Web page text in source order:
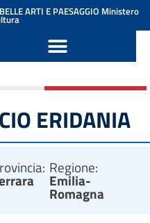
ARTI E PAESAGGIO Ministero
ERIDANIA
Regione:
Emilia-
Romagna